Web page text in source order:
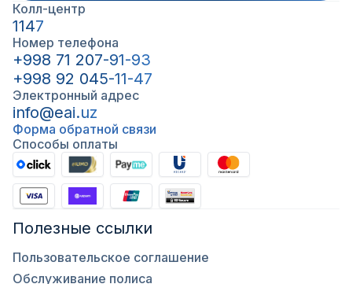
Колл-центр
1147
Номер телефона
+998 71 207-91-93
+998 92 045-11-47
Электронный адрес
info@eai.uz
Форма обратной связи
Способы оплаты
Полезные ссылки
Пользовательское соглашение
Обслуживание полиса